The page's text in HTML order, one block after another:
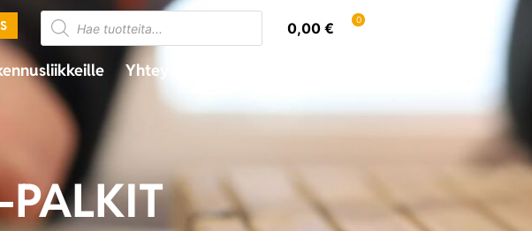
0,00€ 0
Yhteystiedot